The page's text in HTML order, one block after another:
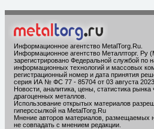
Информационное агентство MetalTorg.Ru
Информационное агентство Металлторг. Ру
зарегистрировано Федеральной службой по
информационных технологий и массовых
регистрационный номер и дата принятия
серия ИА № ФС 77 - 85704 от 03 августа 2023
Новости, аналитика, цены, статистика
драгоценных металлов.
Использование открытых материалов
гиперссылкой на MetalTorg.Ru
Мнение авторов материалов, размещаемых
не совпадать с мнением редакции.